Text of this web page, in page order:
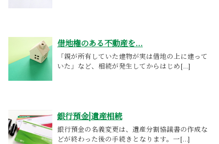
借地権のある不動産を...
「親が所有していた建物が実は借地の上に建って
いた」など、相続が発生してからはじめ[...]
銀行預金|遺産相続
銀行預金の名義変更は、遺産分割協議書の作成な
どが終わった後の手続きとなります。一[...]